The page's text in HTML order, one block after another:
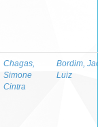
Chagas,
Simone
Cintra
Bordim,
Luiz